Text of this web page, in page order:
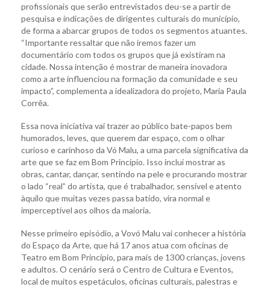
profissionais que serão entrevistados deu-se a partir de
pesquisa e indicações de dirigentes culturais do município,
de forma a abarcar grupos de todos os segmentos atuantes.
“Importante ressaltar que não iremos fazer um
documentário com todos os grupos que já existiram na
cidade. Nossa intenção é mostrar de maneira inovadora
como a arte influenciou na formação da comunidade e seu
impacto”, complementa a idealizadora do projeto, Maria Paula
Corrêa.
Essa nova iniciativa vai trazer ao público bate-papos bem
humorados, leves, que querem dar espaço, com o olhar
curioso e carinhoso da Vó Malu, a uma parcela significativa da
arte que se faz em Bom Princípio. Isso inclui mostrar as
obras, cantar, dançar, sentindo na pele e procurando mostrar
o lado “real” do artista, que é trabalhador, sensível e atento
àquilo que muitas vezes passa batido, vira normal e
imperceptível aos olhos da maioria.
Nesse primeiro episódio, a Vovó Malu vai conhecer a história
do Espaço da Arte, que há 17 anos atua com oficinas de
Teatro em Bom Princípio, para mais de 1300 crianças, jovens
e adultos. O cenário será o Centro de Cultura e Eventos,
local de muitos espetáculos, oficinas culturais, palestras e